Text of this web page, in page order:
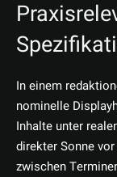
In einem
nominelle
Inhalte unter
direkter Sonne
zwischen